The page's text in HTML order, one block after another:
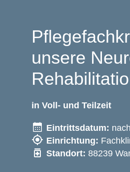
unsere
in Voll- und Teilzeit
Eintrittsdatum:
Einrichtung:
Standort: 88239